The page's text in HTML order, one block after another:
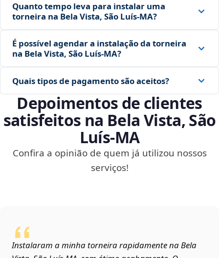
Quanto tempo leva para instalar uma
torneira na Bela Vista, São Luís‑MA?
É possível agendar a instalação da torneira
na Bela Vista, São Luís‑MA?
Quais tipos de pagamento são aceitos?
Depoimentos de clientes
satisfeitos na Bela Vista, São
Luís‑MA
Confira a opinião de quem já utilizou nossos
serviços!
Instalaram a minha torneira rapidamente na Bela